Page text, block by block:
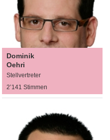
Dominik
Oehri
Stellvertreter
2’141 Stimmen